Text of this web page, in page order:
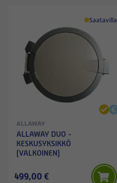
kevyempää Allawayn Duon
ja Premium
kahvakäynnistyssetin
kanssa. Suosittelen tätä,
toimii erinomaisesti myös
kerrostalossa!
Saatavilla
ALLAWAY
ALLAWAY DUO -
KESKUSYKSIKKÖ
(VALKOINEN)
499,00 €